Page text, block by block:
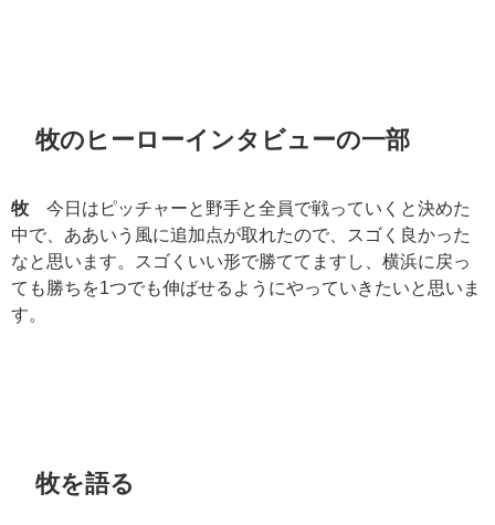
牧のヒーローインタビューの一部
牧今日はピッチャーと野手と全員で戦っていくと決めた
中で、ああいう風に追加点が取れたので、スゴく良かった
なと思います。スゴくいい形で勝ててますし、横浜に戻っ
ても勝ちを1つでも伸ばせるようにやっていきたいと思いま
す。
牧を語る